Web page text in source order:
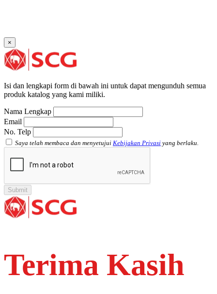
Plug SCG AW
Shinkolite
Atap Akrilik Shinkolite Shade
×
Isi dan lengkapi form di bawah ini untuk dapat mengunduh semua
produk katalog yang kami miliki.
Nama Lengkap
Email
No. Telp
Saya telah membaca dan menyetujui Kebijakan Privasi yang berlaku.
Terima Kasih